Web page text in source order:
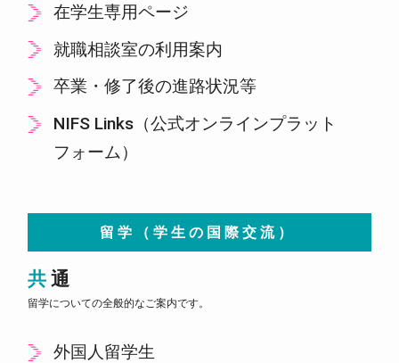
在学生専用ページ
就職相談室の利用案内
卒業・修了後の進路状況等
NIFS Links（公式オンラインプラット
フォーム）
留学（学生の国際交流）
共通
留学についての全般的なご案内です。
外国人留学生